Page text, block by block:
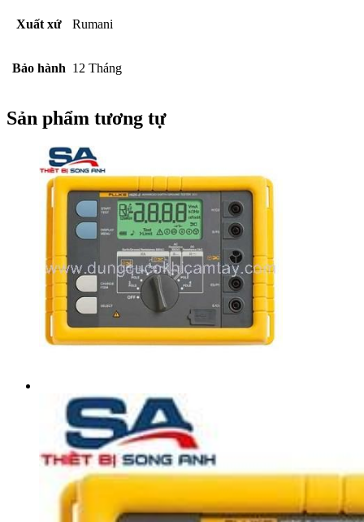
Xuất xứ Rumani
Bảo hành 12 Tháng
Sản phẩm tương tự